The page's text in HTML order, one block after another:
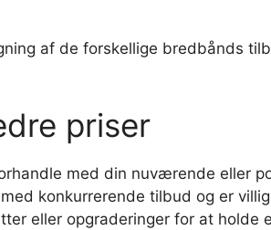
af de forskellige bredbånds
priser
med din nuværende eller
konkurrerende tilbud og er
eller opgraderinger for at holde